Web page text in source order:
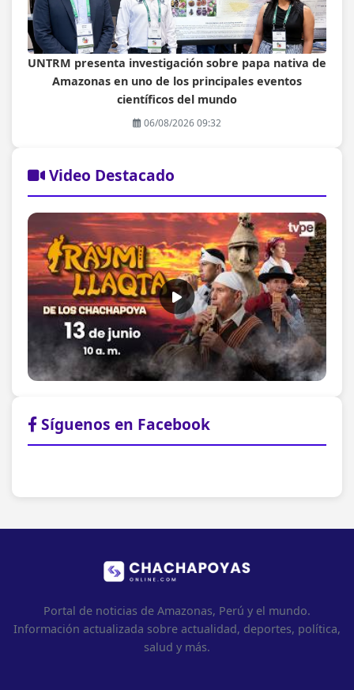
UNTRM presenta investigación sobre papa nativa de
Amazonas en uno de los principales eventos
científicos del mundo
06/08/2026 09:32
Video Destacado
Síguenos en Facebook
Portal de noticias de Amazonas, Perú y el mundo.
Información actualizada sobre actualidad, deportes, política,
salud y más.